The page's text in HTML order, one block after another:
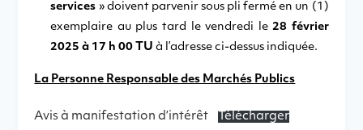
services » doivent parvenir sous pli fermé en un (1)
exemplaire au plus tard le vendredi le28 février
2025 à 17 h 00 TU à l’adresse ci-dessus indiquée.
La Personne Responsable des Marchés Publics
Avis à manifestation d’intérêt Télécharger